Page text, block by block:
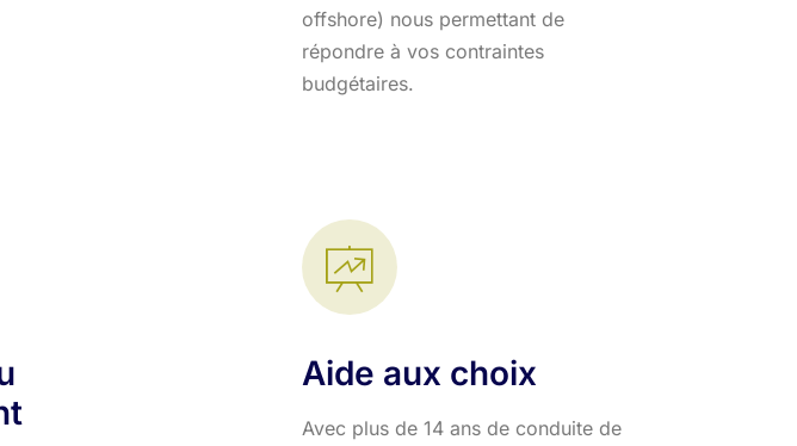
offshore) nous permettant de
répondre à vos contraintes
budgétaires.
Aide aux choix
Avec plus de 14 ans de conduite de